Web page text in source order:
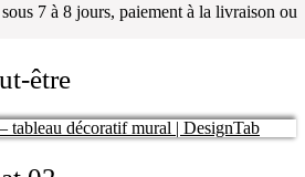
7 à 8 jours, paiement à la livraison ou
être